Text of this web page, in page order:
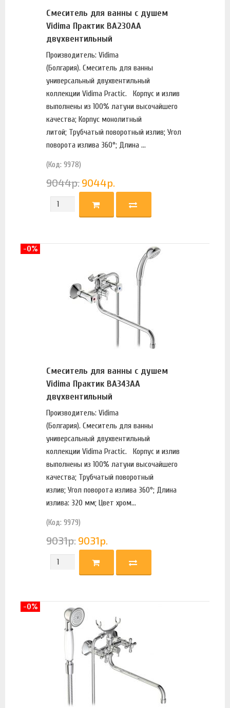
Смеситель для ванны с душем
Vidima Практик BA230AA
двухвентильный
Производитель: Vidima
(Болгария). Смеситель для ванны
универсальный двухвентильный
коллекции Vidima Practic. Корпус и излив
выполнены из 100% латуни высочайшего
качества; Корпус монолитный
литой; Трубчатый поворотный излив; Угол
поворота излива 360°; Длина ...
(Код: 9978)
9044р. 9044р.
Смеситель для ванны с душем
Vidima Практик BA343AA
двухвентильный
Производитель: Vidima
(Болгария). Смеситель для ванны
универсальный двухвентильный
коллекции Vidima Practic. Корпус и излив
выполнены из 100% латуни высочайшего
качества; Трубчатый поворотный
излив; Угол поворота излива 360°; Длина
излива: 320 мм; Цвет хром...
(Код: 9979)
9031р. 9031р.
-0%
-0%